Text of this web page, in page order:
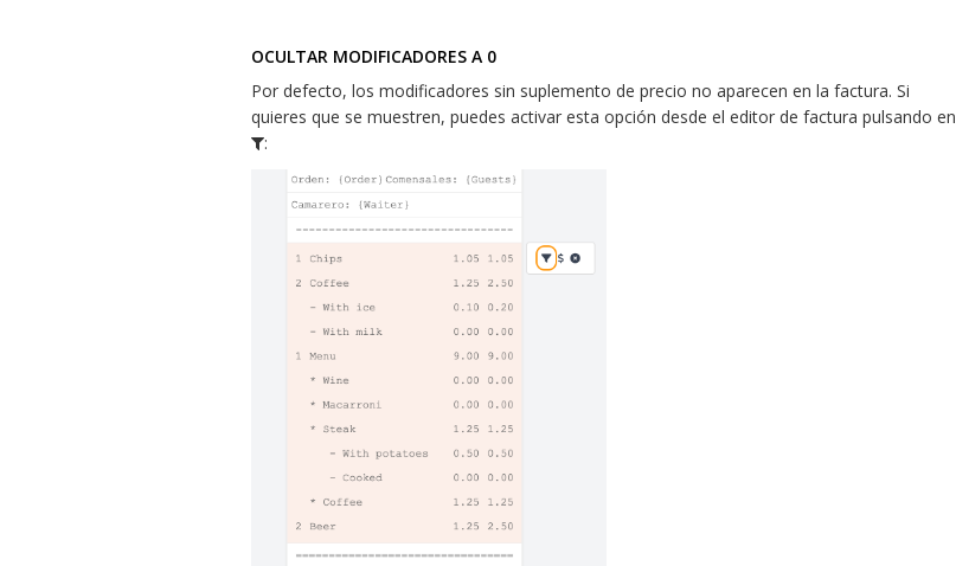
OCULTAR MODIFICADORES A 0
Por defecto, los modificadores sin suplemento de precio no aparecen en la factura. Si
quieres que se muestren, puedes activar esta opción desde el editor de factura pulsando en
: